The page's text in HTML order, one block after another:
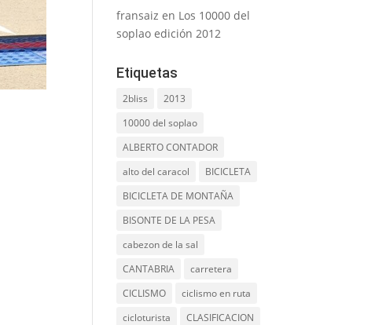
fransaiz en Los 10000 del
soplao edición 2012
Etiquetas
2bliss
2013
10000 del soplao
ALBERTO CONTADOR
alto del caracol
BICICLETA
BICICLETA DE MONTAÑA
BISONTE DE LA PESA
cabezon de la sal
CANTABRIA
carretera
CICLISMO
ciclismo en ruta
cicloturista
CLASIFICACION